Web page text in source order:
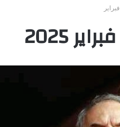
فبراير
فبراير 2025